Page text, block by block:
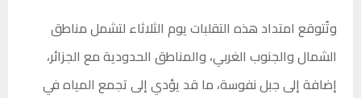
وتُتوقع امتداد هذه التقلبات يوم الثلاثاء لتشمل مناطق
الشمال والجنوب الغربي، والمناطق الحدودية مع الجزائر،
إضافة إلى جبل نفوسة، ما قد يؤدي إلى تجمع المياه في